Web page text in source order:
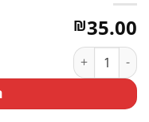
₪35.00
כמות של צעצוע לחיצה